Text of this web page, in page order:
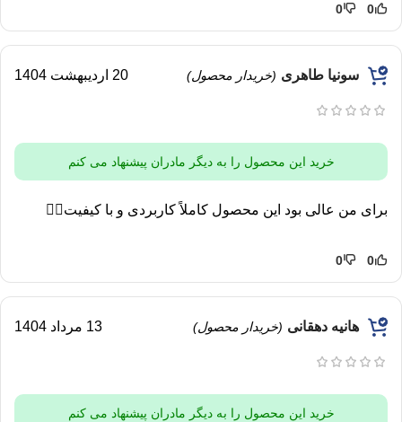
0
0
سونیا طاهری (خریدار محصول) 20 اردیبهشت 1404
خرید این محصول را به دیگر مادران پیشنهاد می کنم
برای من عالی بود این محصول کاملاً کاربردی و با کیفیت👌🏻
0
0
هانیه دهقانی (خریدار محصول) 13 مرداد 1404
خرید این محصول را به دیگر مادران پیشنهاد می کنم